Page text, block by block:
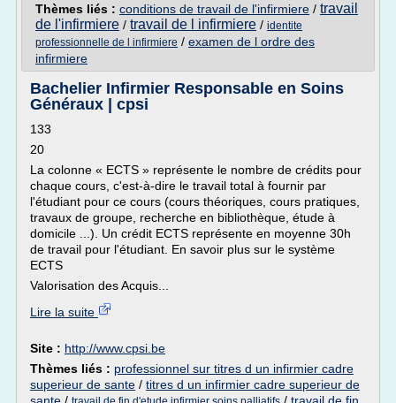
Thèmes liés : conditions de travail de l'infirmiere / travail
de l'infirmiere / travail de l infirmiere / identite
professionnelle de l infirmiere / examen de l ordre des
infirmiere
Bachelier Infirmier Responsable en Soins
Généraux | cpsi
133
20
La colonne « ECTS » représente le nombre de crédits pour
chaque cours, c'est-à-dire le travail total à fournir par
l'étudiant pour ce cours (cours théoriques, cours pratiques,
travaux de groupe, recherche en bibliothèque, étude à
domicile ...). Un crédit ECTS représente en moyenne 30h
de travail pour l'étudiant. En savoir plus sur le système
ECTS
Valorisation des Acquis...
Lire la suite
Site : http://www.cpsi.be
Thèmes liés : professionnel sur titres d un infirmier cadre
superieur de sante / titres d un infirmier cadre superieur de